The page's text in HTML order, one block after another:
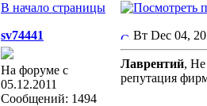
В начало страницы
sv74441
На форуме с
05.12.2011
Сообщений: 1494
Вт Dec 04,
Лаврентий, Не
репутация